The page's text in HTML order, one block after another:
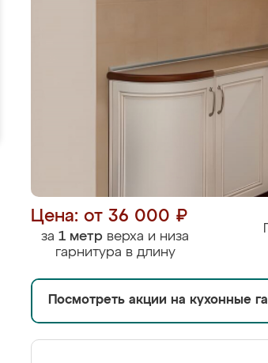
Цена: от 36 000 ₽
за 1 метр верха и низа
гарнитура в длину
Посмотреть акции на кухонные